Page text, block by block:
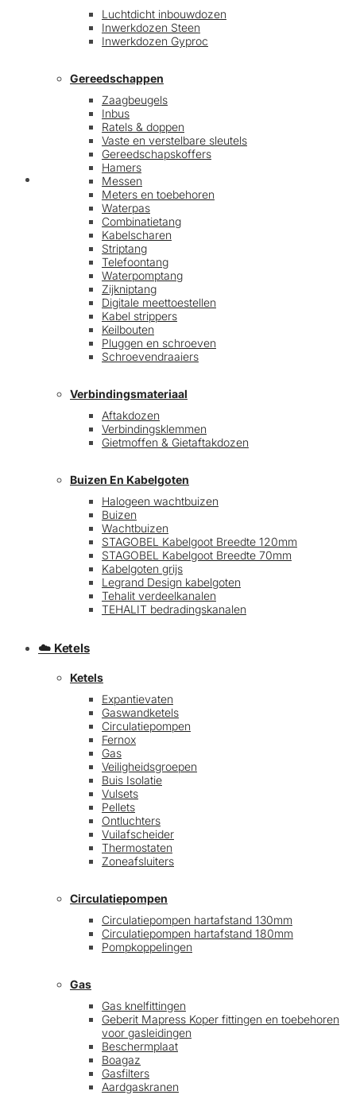
Afrekenen
Luchtdicht inbouwdozen
Inwerkdozen Steen
Inwerkdozen Gyproc
Gereedschappen
Zaagbeugels
Inbus
Ratels & doppen
Vaste en verstelbare sleutels
Gereedschapskoffers
Hamers
Messen
Meters en toebehoren
Waterpas
Combinatietang
Kabelscharen
Striptang
Telefoontang
Waterpomptang
Zijkniptang
Digitale meettoestellen
Kabel strippers
Keilbouten
Pluggen en schroeven
Schroevendraaiers
Verbindingsmateriaal
Aftakdozen
Verbindingsklemmen
Gietmoffen & Gietaftakdozen
Buizen En Kabelgoten
Halogeen wachtbuizen
Buizen
Wachtbuizen
STAGOBEL Kabelgoot Breedte 120mm
STAGOBEL Kabelgoot Breedte 70mm
Kabelgoten grijs
Legrand Design kabelgoten
Tehalit verdeelkanalen
TEHALIT bedradingskanalen
☁️ Ketels
Ketels
Expantievaten
Gaswandketels
Circulatiepompen
Fernox
Gas
Veiligheidsgroepen
Buis Isolatie
Vulsets
Pellets
Ontluchters
Vuilafscheider
Thermostaten
Zoneafsluiters
Circulatiepompen
Circulatiepompen hartafstand 130mm
Circulatiepompen hartafstand 180mm
Pompkoppelingen
Gas
Gas knelfittingen
Geberit Mapress Koper fittingen en toebehoren
voor gasleidingen
Beschermplaat
Boagaz
Gasfilters
Aardgaskranen